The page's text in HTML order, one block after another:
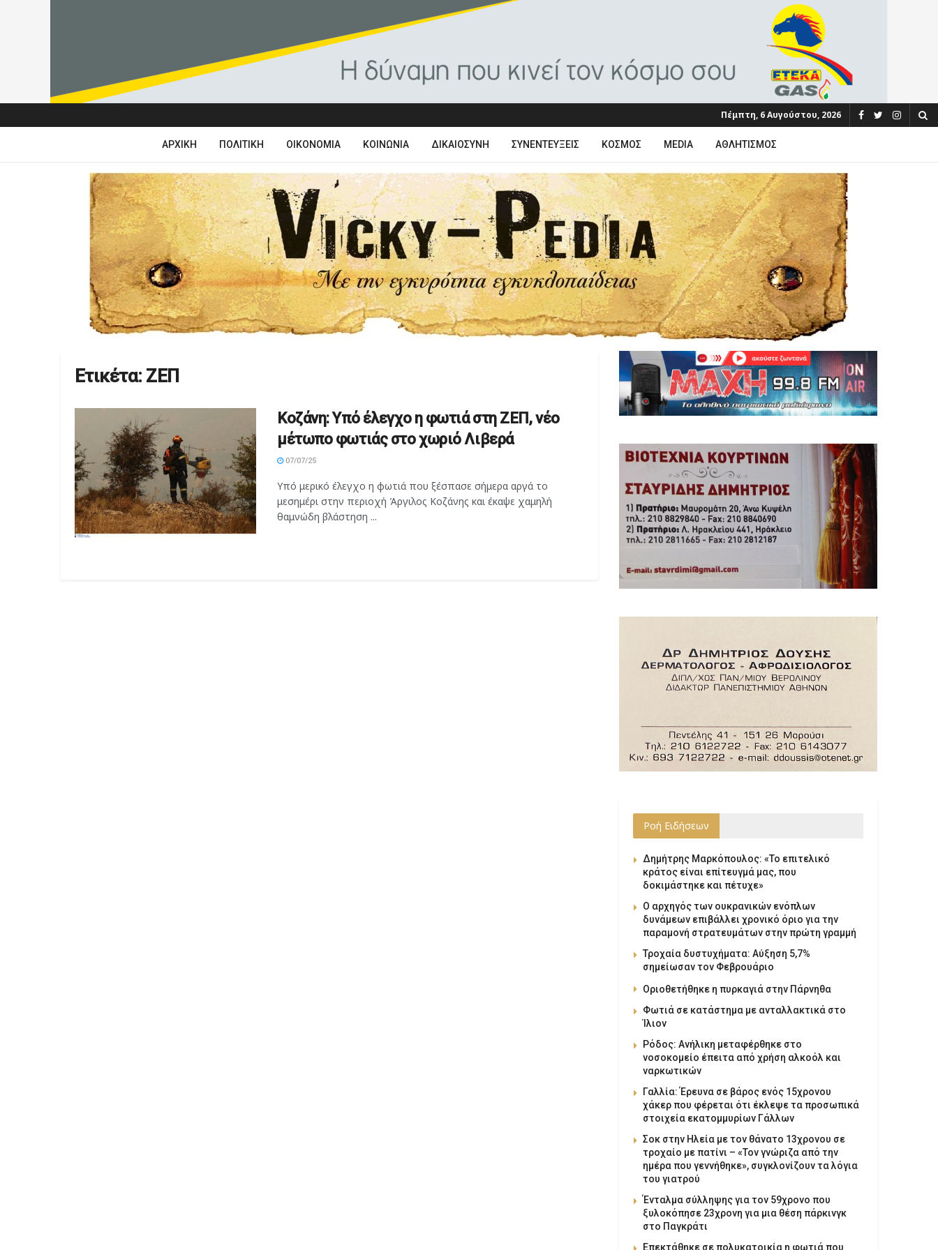
Πέμπτη, 6 Αυγούστου, 2026
ΑΡΧΙΚΉ ΠΟΛΙΤΙΚΉ ΟΙΚΟΝΟΜΊΑ ΚΟΙΝΩΝΊΑ ΔΙΚΑΙΟΣΎΝΗ ΣΥΝΕΝΤΕΎΞΕΙΣ ΚΌΣΜΟΣ MEDIA ΑΘΛΗΤΙΣΜΌΣ
Ετικέτα: ΖΕΠ
Kοζάνη: Υπό έλεγχο η φωτιά στη ΖΕΠ, νέο
μέτωπο φωτιάς στο χωριό Λιβερά
07/07/25
Υπό μερικό έλεγχο η φωτιά που ξέσπασε σήμερα αργά το
μεσημέρι στην περιοχή Άργιλος Κοζάνης και έκαψε χαμηλή
θαμνώδη βλάστηση ...
Ροή Ειδήσεων
Δημήτρης Μαρκόπουλος: «Το επιτελικό
κράτος είναι επίτευγμά μας, που
δοκιμάστηκε και πέτυχε»
Ο αρχηγός των ουκρανικών ενόπλων
δυνάμεων επιβάλλει χρονικό όριο για την
παραμονή στρατευμάτων στην πρώτη γραμμή
Τροχαία δυστυχήματα: Αύξηση 5,7%
σημείωσαν τον Φεβρουάριο
Οριοθετήθηκε η πυρκαγιά στην Πάρνηθα
Φωτιά σε κατάστημα με ανταλλακτικά στο
Ίλιον
Ρόδος: Ανήλικη μεταφέρθηκε στο
νοσοκομείο έπειτα από χρήση αλκοόλ και
ναρκωτικών
Γαλλία: Έρευνα σε βάρος ενός 15χρονου
χάκερ που φέρεται ότι έκλεψε τα προσωπικά
στοιχεία εκατομμυρίων Γάλλων
Σοκ στην Ηλεία με τον θάνατο 13χρονου σε
τροχαίο με πατίνι – «Τον γνώριζα από την
ημέρα που γεννήθηκε», συγκλονίζουν τα λόγια
του γιατρού
Ένταλμα σύλληψης για τον 59χρονο που
ξυλοκόπησε 23χρονη για μια θέση πάρκινγκ
στο Παγκράτι
Επεκτάθηκε σε πολυκατοικία η φωτιά που